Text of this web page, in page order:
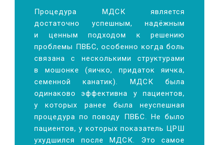
Процедура МДСК является
достаточно успешным, надёжным
и ценным подходом к решению
проблемы ПВБС, особенно когда боль
связана с несколькими структурами
в мошонке (яичко, придаток яичка,
семенной канатик). МДСК была
одинаково эффективна у пациентов,
у которых ранее была неуспешная
процедура по поводу ПВБС. Не было
пациентов, у которых показатель ЦРШ
ухудшился после МДСК. Это самое